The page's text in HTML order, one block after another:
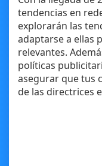
tendencias en
explorarán las
adaptarse a ellas
relevantes.
políticas
asegurar que tus
de las directrices